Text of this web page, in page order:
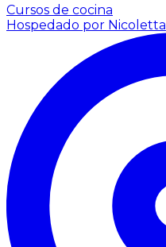
Cursos de cocina
Hospedado por Nicoletta